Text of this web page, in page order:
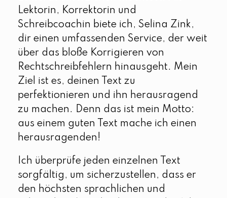
Lektorin, Korrektorin und
Schreibcoachin biete ich, Selina Zink,
dir einen umfassenden Service, der weit
über das bloße Korrigieren von
Rechtschreibfehlern hinausgeht. Mein
Ziel ist es, deinen Text zu
perfektionieren und ihn herausragend
zu machen. Denn das ist mein Motto:
aus einem guten Text mache ich einen
herausragenden!
Ich überprüfe jeden einzelnen Text
sorgfältig, um sicherzustellen, dass er
den höchsten sprachlichen und